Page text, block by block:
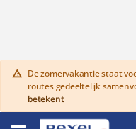
warning De zomervakantie staat
routes gedeeltelijk
betekent